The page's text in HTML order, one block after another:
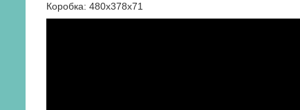
Коробка: 480х378х71